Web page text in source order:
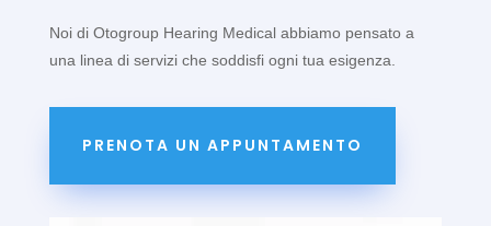
Noi di Otogroup Hearing Medical abbiamo pensato a
una linea di servizi che soddisfi ogni tua esigenza.
PRENOTA UN APPUNTAMENTO